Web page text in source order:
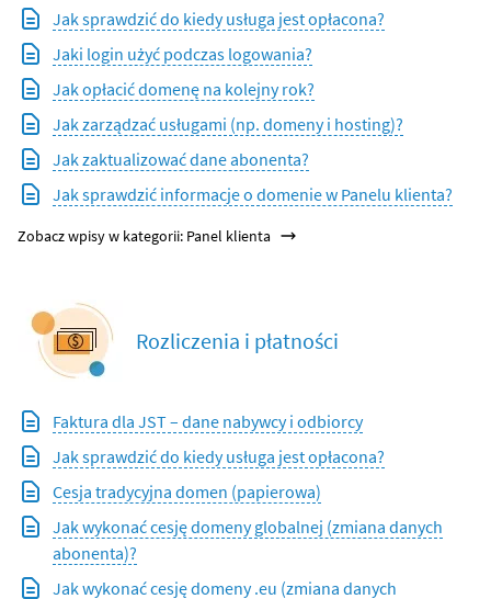
Jak sprawdzić do kiedy usługa jest opłacona?
Jaki login użyć podczas logowania?
Jak opłacić domenę na kolejny rok?
Jak zarządzać usługami (np. domeny i hosting)?
Jak zaktualizować dane abonenta?
Jak sprawdzić informacje o domenie w Panelu klienta?
Zobacz wpisy w kategorii: Panel klienta
Rozliczenia i płatności
Faktura dla JST – dane nabywcy i odbiorcy
Jak sprawdzić do kiedy usługa jest opłacona?
Cesja tradycyjna domen (papierowa)
Jak wykonać cesję domeny globalnej (zmiana danych
abonenta)?
Jak wykonać cesję domeny .eu (zmiana danych